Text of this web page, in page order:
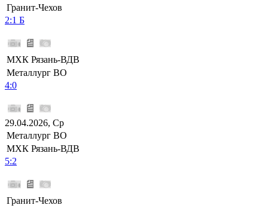
Гранит-Чехов
2:1 Б
МХК Рязань-ВДВ
Металлург ВО
4:0
29.04.2026, Ср
Металлург ВО
МХК Рязань-ВДВ
5:2
Гранит-Чехов